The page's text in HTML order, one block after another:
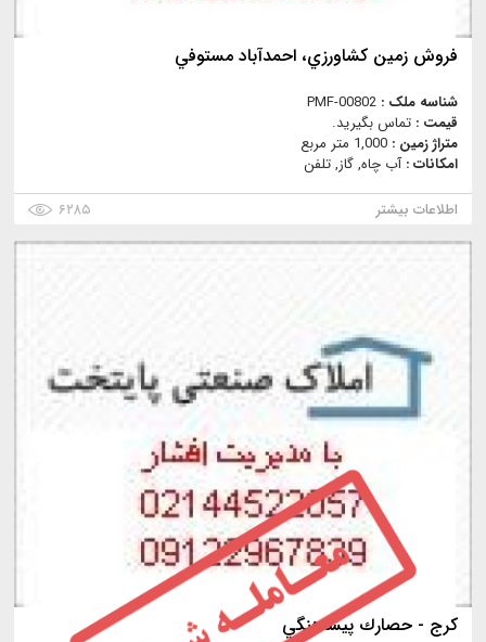
فروش زمين كشاورزي، احمدآباد مستوفي
شناسه ملک : PMF-00802
قیمت : تماس بگیرید.
متراژ زمین : 1,000 متر مربع
امکانات :آب چاه, گاز, تلفن
اطلاعات بیشتر
۶۲۸۵
كرج - حصارك پيشاهنگي